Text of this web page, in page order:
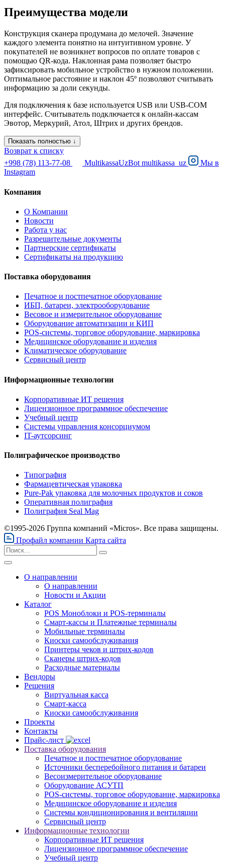
Преимущества модели
Конструкция сканера продумана до мелочей. Значение
каждого элемента понятно на интуитивном уровне. У
покупателей не возникнет вопросов по оплате товаров с
помощью QR-кода. Наклонная рама позволяет быстро
зафиксировать мобильное устройство в нужном положении.
Оптимальное расстояние и наклон 45º позволяют считывать
информацию за доли секунды.
Для подключения к базе используется USB или USB-COM
интерфейс. Считыватель подключается к онлайн-кассам
Эвотор, Меркурий, Атол, Штрих и других брендов.
Показать полностью ↓
Возврат к списку
+998 (78) 113-77-08
MultikassaUzBot multikassa_uz
Мы в
Instagram
Компания
О Компании
Новости
Работа у нас
Разрешительные документы
Партнерские сертификаты
Сертификаты на продукцию
Поставка оборудования
Печатное и постпечатное оборудование
ИБП, батареи, электрооборудование
Весовое и измерительное оборудование
Оборудование автоматизации и КИП
POS-системы, торговое оборудование, маркировка
Медицинское оборудование и изделия
Климатическое оборудование
Сервисный центр
Информационные технологии
Корпоративные ИТ решения
Лицензионное программное обеспечение
Учебный центр
Системы управления консорциумом
IT-аутсорсинг
Полиграфическое производство
Типография
Фармацевтическая упаковка
Pure-Pak упаковка для молочных продуктов и соков
Оперативная полиграфия
Полиграфия Seal Mag
©1995-2026 Группа компаний «Micros». Все права защищены.
Профайл компании Карта сайта
О направлении
О направлении
Новости и Акции
Каталог
POS Моноблоки и POS-терминалы
Смарт-кассы и Платежные терминалы
Мобильные терминалы
Киоски самообслуживания
Принтеры чеков и штрих-кодов
Cканеры штрих-кодов
Расходные материалы
Вендоры
Решения
Виртуальная касса
Смарт-касса
Киоски самообслуживания
Проекты
Контакты
Прайс-лист
Поставка оборудования
Печатное и постпечатное оборудование
Источники бесперебойного питания и батареи
Весоизмерительное оборудование
Оборудование АСУТП
POS-системы, торговое оборудование, маркировка
Медицинское оборудование и изделия
Системы кондиционирования и вентиляции
Сервисный центр
Информационные технологии
Корпоративные ИТ решения
Лицензионное программное обеспечение
Учебный центр